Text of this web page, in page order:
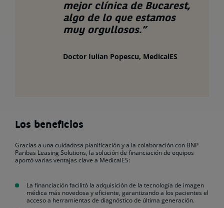
mejor clínica de Bucarest,
algo de lo que estamos
muy orgullosos.”
Doctor Iulian Popescu, MedicalES
Los beneficios
Gracias a una cuidadosa planificación y a la colaboración con BNP
Paribas Leasing Solutions, la solución de financiación de equipos
aportó varias ventajas clave a MedicalES:
La financiación facilitó la adquisición de la tecnología de imagen
médica más novedosa y eficiente, garantizando a los pacientes el
acceso a herramientas de diagnóstico de última generación.